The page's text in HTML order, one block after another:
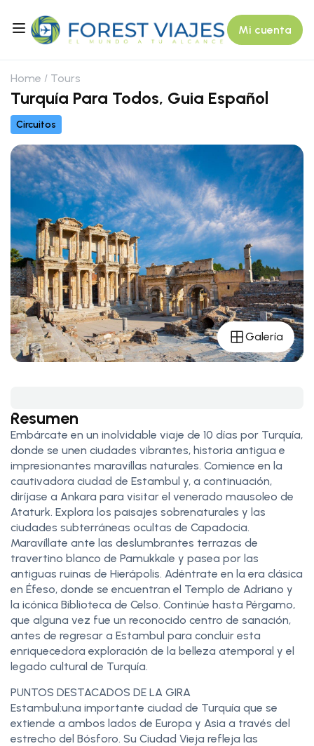
Mi cuenta
Home Tours
Turquía Para Todos, Guia Español
Circuitos
Galería
Resumen
Embárcate en un inolvidable viaje de 10 días por Turquía,
donde se unen ciudades vibrantes, historia antigua e
impresionantes maravillas naturales. Comience en la
cautivadora ciudad de Estambul y, a continuación,
diríjase a Ankara para visitar el venerado mausoleo de
Ataturk. Explora los paisajes sobrenaturales y las
ciudades subterráneas ocultas de Capadocia.
Maravíllate ante las deslumbrantes terrazas de
travertino blanco de Pamukkale y pasea por las
antiguas ruinas de Hierápolis. Adéntrate en la era clásica
en Éfeso, donde se encuentran el Templo de Adriano y
la icónica Biblioteca de Celso. Continúe hasta Pérgamo,
que alguna vez fue un reconocido centro de sanación,
antes de regresar a Estambul para concluir esta
enriquecedora exploración de la belleza atemporal y el
legado cultural de Turquía.
PUNTOS DESTACADOS DE LA GIRA
Estambul:una importante ciudad de Turquía que se
extiende a ambos lados de Europa y Asia a través del
estrecho del Bósforo. Su Ciudad Vieja refleja las